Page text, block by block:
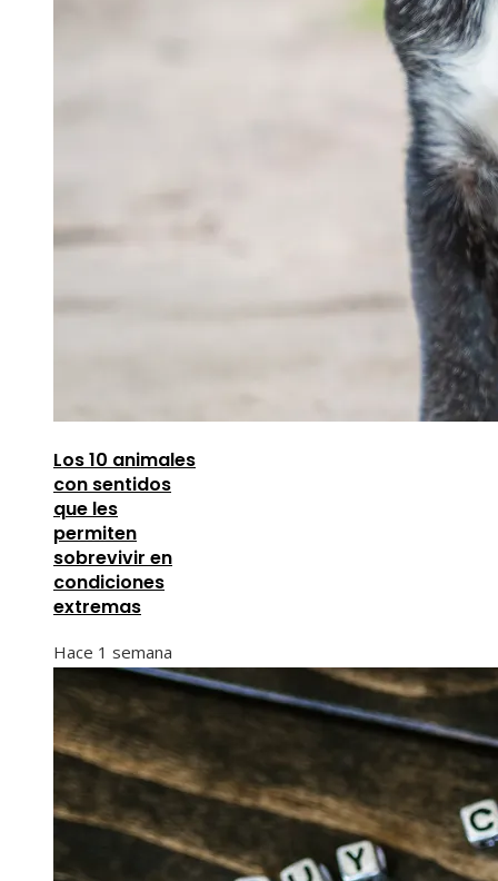
Los 10 animales
con sentidos
que les
permiten
sobrevivir en
condiciones
extremas
Hace 1 semana